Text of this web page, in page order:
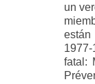
un
fatal: